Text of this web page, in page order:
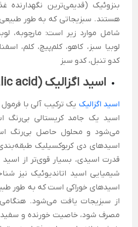
بنزوئیک (قدیمی‌ترین نگهدارنده
هستند. سبزیجاتی که به طور طبیعی
شامل موارد زیر است: مارچوبه،
لوبیا سبز، کاهو، کلم‌پیچ، کلم،
کدو تنبل، کدو سبز
اسید اگزالیک (Oxalic acid)
اسید اگزالیک
اسید یک جامد کریستالی
می‌شود و محلول حاصل بی‌رنگ
اسیدهای دی کربوکسیلیک
قدرت اسیدی، بسیار قوی‌تر از
شیمیایی اسید اتاندیوئیک نیز
اسیدهای خوراکی است که به طور
از سبزیجات یافت می‌شود. هنگامی
مصرف شود، خاصیت خورنده و سفید